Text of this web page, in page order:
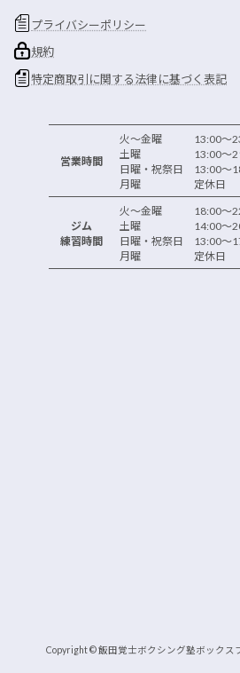
プライバシーポリシー
規約
特定商取引に関する法律に基づく表記
営業時間
火～金曜 13:00～
土曜 13:00～
日曜・祝祭日 13:00～
月曜 定休日
ジム
練習時間
火～金曜 18:00～
土曜 14:00～
日曜・祝祭日 13:00～
月曜 定休日
Copyright © 飯田覚士ボクシング塾ボックス